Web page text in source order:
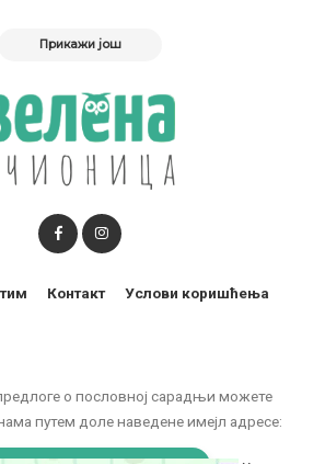
Прикажи још
о пословној сарадњи можете
путем доле наведене имејл адресе:
Контакт Услови коришћења